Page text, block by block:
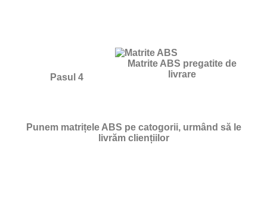
Matrite ABS pregatite de
livrare
Pasul 4
Punem matrițele ABS pe catogorii, urmând să le
livrăm cliențiilor